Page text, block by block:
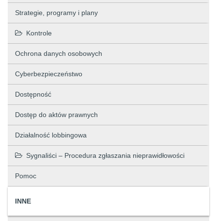
Strategie, programy i plany
Kontrole
Ochrona danych osobowych
Cyberbezpieczeństwo
Dostępność
Dostęp do aktów prawnych
Działalność lobbingowa
Sygnaliści – Procedura zgłaszania nieprawidłowości
Pomoc
INNE